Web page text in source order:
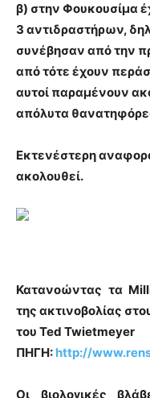
β) στην Φουκουσίμα
3 αντιδραστήρων,
συνέβησαν από την
από τότε έχουν
αυτοί παραμένουν
απόλυτα
Εκτενέστερη
ακολουθεί.
Κατανοώντας τα
της ακτινοβολίας
του Ted Twietmeyer
ΠΗΓΗ: http://
Οι βιολογικές